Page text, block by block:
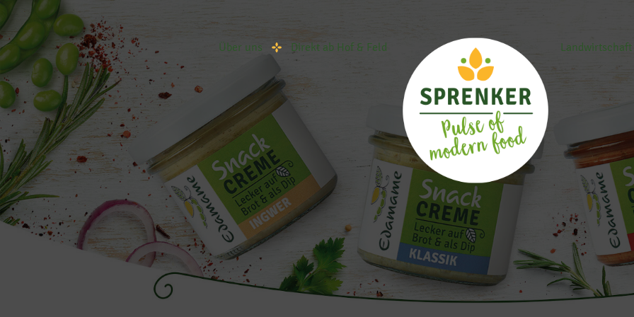
Über uns Direkt ab Hof & Feld Landwirtschaft